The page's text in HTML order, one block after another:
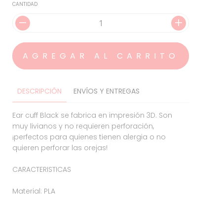
CANTIDAD
DESCRIPCIÓN ENVÍOS Y ENTREGAS
Ear cuff Black se fabrica en impresión 3D. Son
muy livianos y no requieren perforación,
¡perfectos para quienes tienen alergia o no
quieren perforar las orejas!
CARACTERISTICAS⁣⁣
Material: PLA